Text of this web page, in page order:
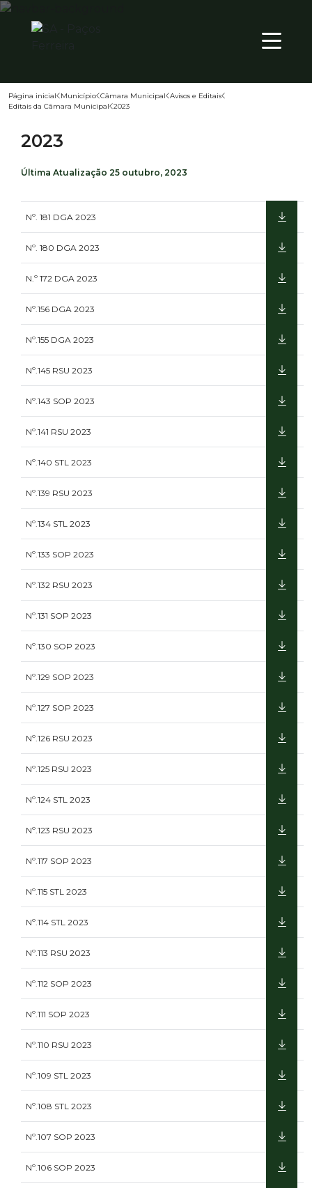
Território
Município
Atualidade
20º PT
Página inicial Município Câmara Municipal Avisos e Editais
Editais da Câmara Municipal 2023
2023
Última Atualização 25 outubro, 2023
Nº. 181 DGA 2023
Nº. 180 DGA 2023
N.º 172 DGA 2023
Nº.156 DGA 2023
Nº.155 DGA 2023
Nº.145 RSU 2023
Nº.143 SOP 2023
Nº.141 RSU 2023
Nº.140 STL 2023
Nº.139 RSU 2023
Nº.134 STL 2023
Nº.133 SOP 2023
Nº.132 RSU 2023
Nº.131 SOP 2023
Nº.130 SOP 2023
Nº.129 SOP 2023
Nº.127 SOP 2023
Nº.126 RSU 2023
Nº.125 RSU 2023
Nº.124 STL 2023
Nº.123 RSU 2023
Nº.117 SOP 2023
Nº.115 STL 2023
Nº.114 STL 2023
Nº.113 RSU 2023
Nº.112 SOP 2023
Nº.111 SOP 2023
Nº.110 RSU 2023
Nº.109 STL 2023
Nº.108 STL 2023
Nº.107 SOP 2023
Nº.106 SOP 2023